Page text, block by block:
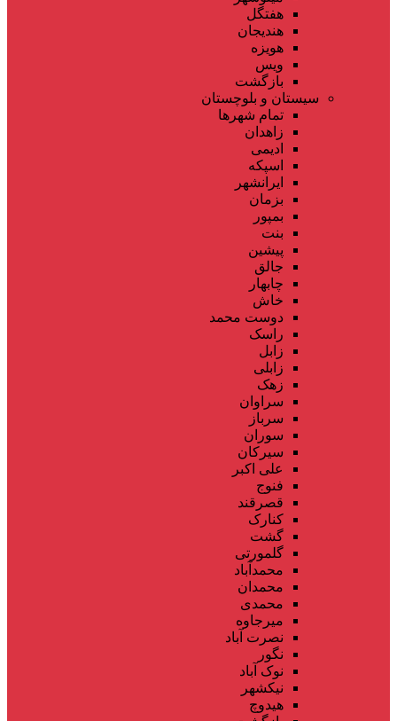
هفتگل
هندیجان
هویزه
ویس
بازگشت
سیستان و بلوچستان
تمام شهر‌ها
زاهدان
ادیمی
اسپکه
ایرانشهر
بزمان
بمپور
بنت
پیشین
جالق
چابهار
خاش
دوست محمد
راسک
زابل
زابلی
زهک
سراوان
سرباز
سوران
سیرکان
علی اکبر
فنوج
قصرقند
کنارک
گشت
گلمورتی
محمدآباد
محمدان
محمدی
میرجاوه
نصرت آباد
نگور
نوک آباد
نیکشهر
هیدوچ